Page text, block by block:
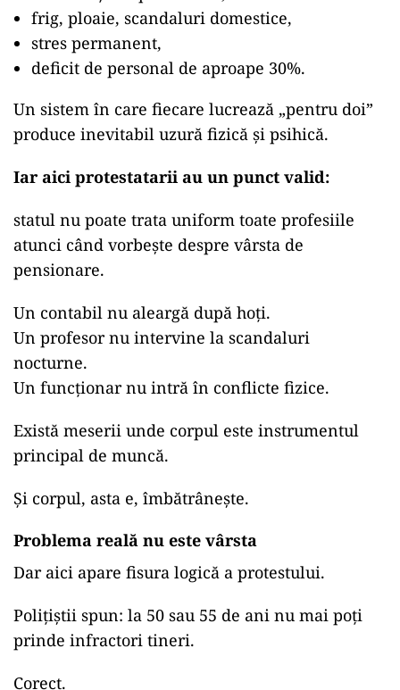
frig, ploaie, scandaluri domestice,
stres permanent,
deficit de personal de aproape 30%.
Un sistem în care fiecare lucrează „pentru doi”
produce inevitabil uzură fizică și psihică.
Iar aici protestatarii au un punct valid:
statul nu poate trata uniform toate profesiile
atunci când vorbește despre vârsta de
pensionare.
Un contabil nu aleargă după hoți.
Un profesor nu intervine la scandaluri
nocturne.
Un funcționar nu intră în conflicte fizice.
Există meserii unde corpul este instrumentul
principal de muncă.
Și corpul, asta e, îmbătrânește.
Problema reală nu este vârsta
Dar aici apare fisura logică a protestului.
Polițiștii spun: la 50 sau 55 de ani nu mai poți
prinde infractori tineri.
Corect.